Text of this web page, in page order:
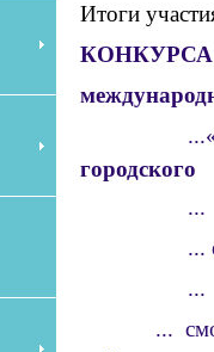
Итоги
КОНКУРСА
городского
... XVI
...
... смотра-
...